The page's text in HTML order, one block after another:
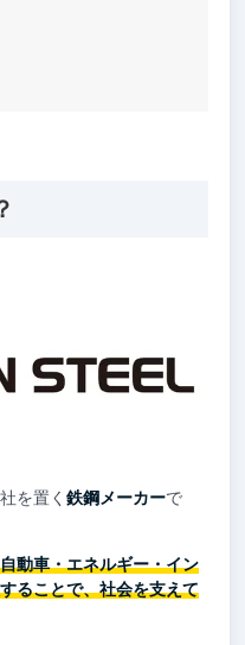
を置く 鉄鋼メーカーで
動車・エネルギー・イン
ることで、社会を支えて